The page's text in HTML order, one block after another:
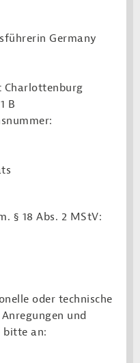
Germany
Charlottenburg
B
§ 18 Abs. 2 MStV:
oder technische
und
bitte an: